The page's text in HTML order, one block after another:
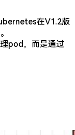
在V1.2版
pod，而是通过